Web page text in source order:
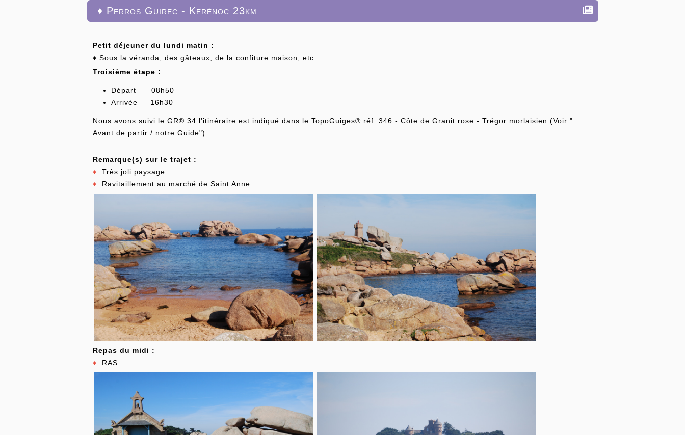
♦ Perros Guirec - Kerénoc 23km
Petit déjeuner du lundi matin :
♦ Sous la véranda, des gâteaux, de la confiture maison, etc ...
Troisième étape :
Départ 08h50
Arrivée 16h30
Nous avons suivi le GR® 34 l'itinéraire est indiqué dans le TopoGuiges® réf. 346 - Côte de Granit rose - Trégor morlaisien (Voir "
Avant de partir / notre Guide").
Remarque(s) sur le trajet :
♦ Très joli paysage ...
♦ Ravitaillement au marché de Saint Anne.
Repas du midi :
♦ RAS